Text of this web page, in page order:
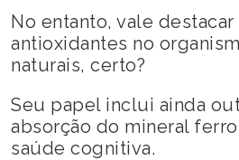
No entanto, vale
antioxidantes no
naturais, certo?
Seu papel inclui ainda
absorção do mineral
saúde cognitiva.